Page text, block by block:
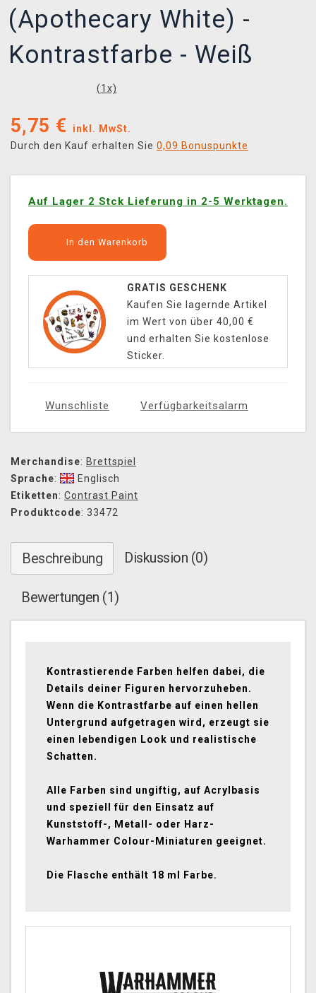
(Apothecary White) -
Kontrastfarbe - Weiß
(1 x)
5,75 €
inkl. MwSt.
Durch den Kauf erhalten Sie 0,09 Bonuspunkte
Auf Lager 2 Stck Lieferung in 2-5 Werktagen.
In den Warenkorb
GRATIS GESCHENK
Kaufen Sie lagernde Artikel
im Wert von über 40,00 €
und erhalten Sie kostenlose
Sticker.
Wunschliste Verfügbarkeitsalarm
Merchandise: Brettspiel
Sprache:
Englisch
Etiketten: Contrast Paint
Produktcode: 33472
Beschreibung Diskussion (0)
Bewertungen (1)
Kontrastierende Farben helfen dabei, die
Details deiner Figuren hervorzuheben.
Wenn die Kontrastfarbe auf einen hellen
Untergrund aufgetragen wird, erzeugt sie
einen lebendigen Look und realistische
Schatten.
Alle Farben sind ungiftig, auf Acrylbasis
und speziell für den Einsatz auf
Kunststoff-, Metall- oder Harz-
Warhammer Colour-Miniaturen geeignet.
Die Flasche enthält 18 ml Farbe.